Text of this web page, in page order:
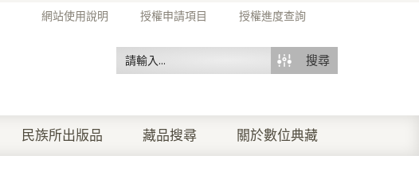
網站使用說明 授權申請項目 授權進度查詢
搜尋
民族所出版品 藏品搜尋 關於數位典藏